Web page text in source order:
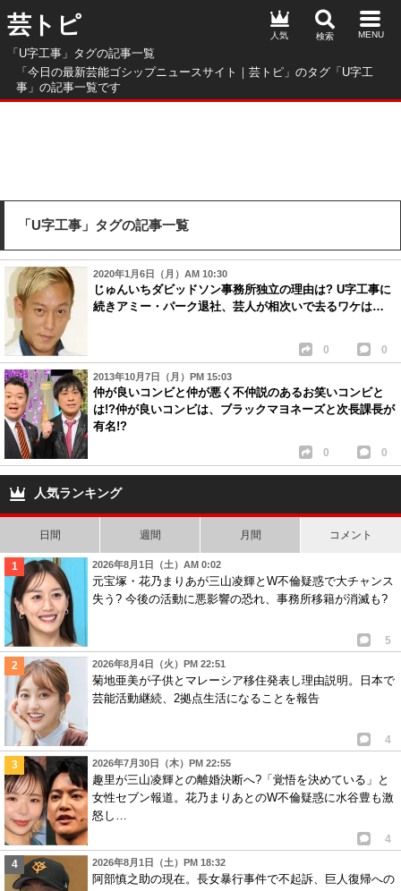
芸トピ
「U字工事」タグの記事一覧
「今日の最新芸能ゴシップニュースサイト｜芸トピ」のタグ「U字工
事」の記事一覧です
人気
「U字工事」タグの記事一覧
2020年1月6日（月）AM 10:30
じゅんいちダビッドソン事務所独立の理由は? U字工事に
続きアミー・パーク退社、芸人が相次いで去るワケは…
0 0
2013年10月7日（月）PM 15:03
仲が良いコンビと仲が悪く不仲説のあるお笑いコンビと
は!?仲が良いコンビは、ブラックマヨネーズと次長課長が
有名!?
0 0
人気ランキング
日間 週間 月間 コメント
2026年8月1日（土）AM 0:02
元宝塚・花乃まりあが三山凌輝とW不倫疑惑で大チャンス
失う? 今後の活動に悪影響の恐れ、事務所移籍が消滅も?
5
2026年8月4日（火）PM 22:51
菊地亜美が子供とマレーシア移住発表し理由説明。日本で
芸能活動継続、2拠点生活になることを報告
4
2026年7月30日（木）PM 22:55
趣里が三山凌輝との離婚決断へ?「覚悟を決めている」と
女性セブン報道。花乃まりあとのW不倫疑惑に水谷豊も激
怒し…
4
2026年8月1日（土）PM 18:32
阿部慎之助の現在。長女暴行事件で不起訴、巨人復帰への